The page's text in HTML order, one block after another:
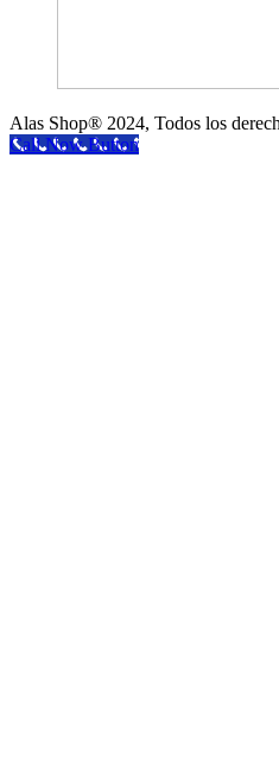
Alas Shop® 2024, Todos los
Call Now Button